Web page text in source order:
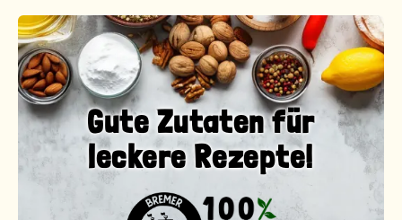
Gute Zutaten für
leckere Rezepte!